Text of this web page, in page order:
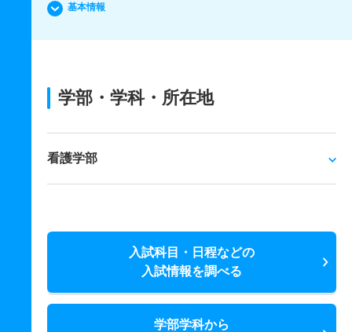
基本情報
学部・学科・所在地
看護学部
入試科目・日程などの
入試情報を調べる
学部学科から